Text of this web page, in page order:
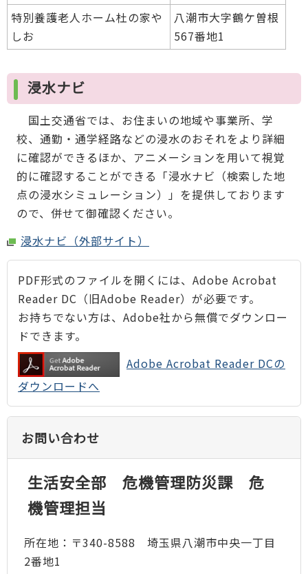
特別養護老人ホーム杜の家や
しお
八潮市大字鶴ケ曽根
567番地1
浸水ナビ
国土交通省では、お住まいの地域や事業所、学
校、通勤・通学経路などの浸水のおそれをより詳細
に確認ができるほか、アニメーションを用いて視覚
的に確認することができる「浸水ナビ（検索した地
点の浸水シミュレーション）」を提供しております
ので、併せて御確認ください。
浸水ナビ（外部サイト）
PDF形式のファイルを開くには、Adobe Acrobat
Reader DC（旧Adobe Reader）が必要です。
お持ちでない方は、Adobe社から無償でダウンロー
ドできます。
Adobe Acrobat Reader DCの
ダウンロードへ
お問い合わせ
生活安全部 危機管理防災課 危
機管理担当
所在地：〒340-8588 埼玉県八潮市中央一丁目
2番地1